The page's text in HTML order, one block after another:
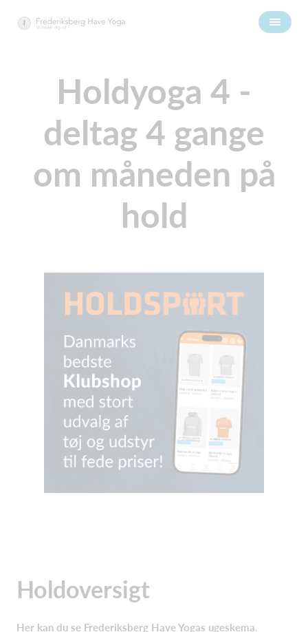
Holdyoga 4 -
deltag 4 gange
om måneden på
hold
Holdoversigt
Her kan du se Frederiksberg Have Yogas ugeskema.